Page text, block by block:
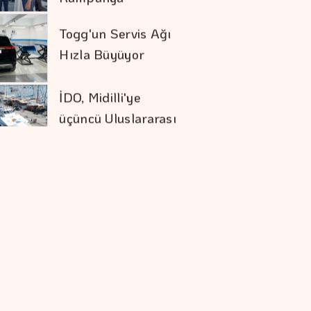
Togg'un Servis Ağı
Hızla Büyüyor
üçüncü Uluslararası
Hattını Akçay'dan
Açtı